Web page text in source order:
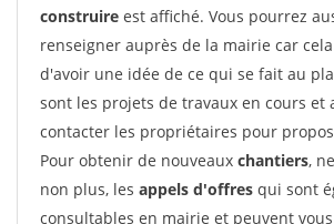
construire est affiché. Vous pourrez
renseigner auprès de la mairie car
d'avoir une idée de ce qui se fait au
sont les projets de travaux en cours et
contacter les propriétaires pour
Pour obtenir de nouveaux chantiers,
non plus, les appels d'offres qui sont
consultables en mairie et peuvent